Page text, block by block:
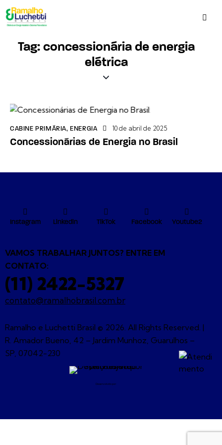
Tag: concessionária de energia
elétrica
CABINE PRIMÁRIA,ENERGIA 10 de abril de 2025
Concessionárias de Energia no Brasil
Instagram Linkedin TikTok Facebook Youtube2
VAMOS TRABALHAR JUNTOS? ENTRE EM
CONTATO:
(11) 2422-5327
contato@ramalhobrasil.com.br
Ramalho e Luchetti Brasil © 2026. All Rights Reserved. |
R. Amador Bueno, 42 – Jardim Munhoz, Guarulhos –
SP, 07042-230
Desenvolvido por: